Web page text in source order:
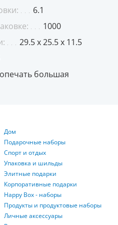
6.1
1000
29.5 x 25.5 x 11.5
большая
Дом
Подарочные наборы
Спорт и отдых
Упаковка и шильды
Элитные подарки
Корпоративные подарки
Happy Box - наборы
Продукты и продуктовые наборы
Личные аксессуары